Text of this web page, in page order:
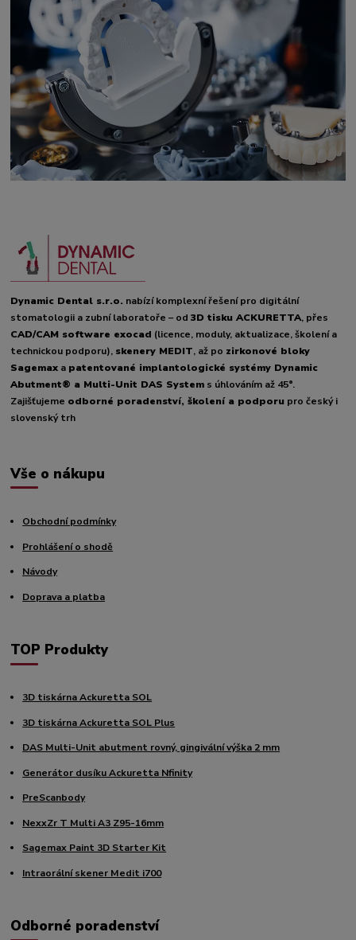
Dynamic Dental s.r.o. nabízí komplexní řešení pro digitální
stomatologii a zubní laboratoře – od3D tisku ACKURETTA, přes
CAD/CAM software exocad (licence, moduly, aktualizace, školení a
technickou podporu), skenery MEDIT, až po zirkonové bloky
Sagemax a patentované implantologické systémy Dynamic
Abutment® a Multi-Unit DAS System s úhlováním až 45°.
Zajišťujeme odborné poradenství, školení a podporu pro český i
slovenský trh
Vše o nákupu
Obchodní podmínky
Prohlášení o shodě
Návody
Doprava a platba
TOP Produkty
3D tiskárna Ackuretta SOL
3D tiskárna Ackuretta SOL Plus
DAS Multi-Unit abutment rovný, gingivální výška 2 mm
Generátor dusíku Ackuretta Nfinity
PreScanbody
NexxZr T Multi A3 Z95-16mm
Sagemax Paint 3D Starter Kit
Intraorální skener Medit i700
Odborné poradenství